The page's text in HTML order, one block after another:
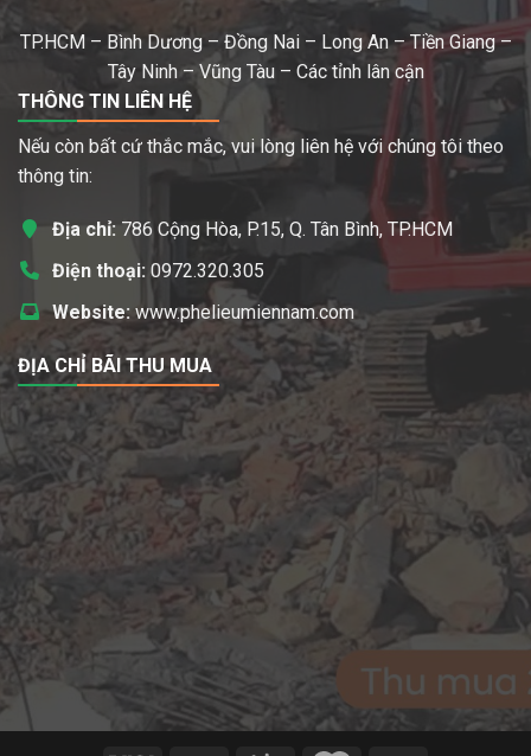
TP.HCM – Bình Dương – Đồng Nai – Long An – Tiền Giang –
Tây Ninh – Vũng Tàu – Các tỉnh lân cận
THÔNG TIN LIÊN HỆ
Nếu còn bất cứ thắc mắc, vui lòng liên hệ với chúng tôi theo
thông tin:
Địa chỉ: 786 Cộng Hòa, P.15, Q. Tân Bình, TP.HCM
Điện thoại: 0972.320.305
Website: www.phelieumiennam.com
ĐỊA CHỈ BÃI THU MUA